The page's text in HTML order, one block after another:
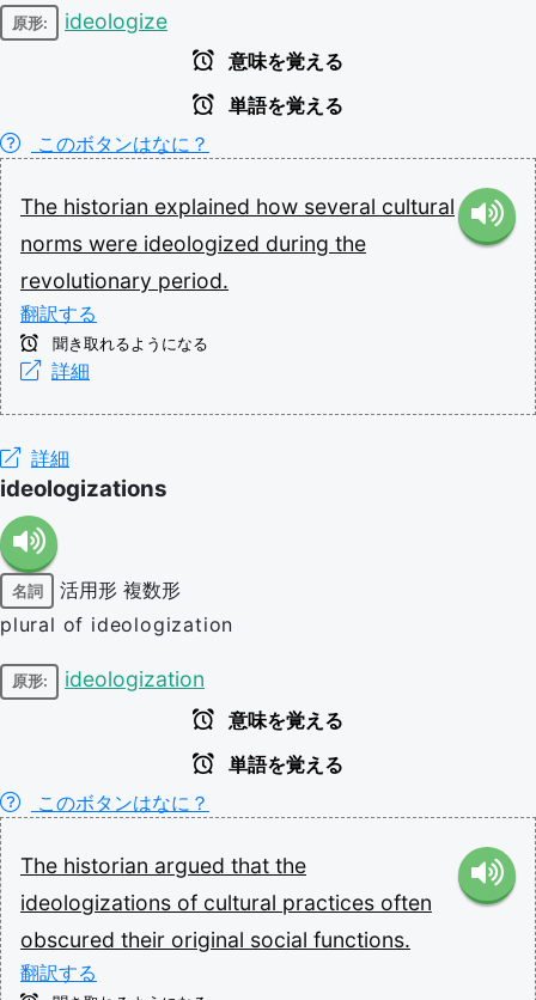
原形: ideologize
意味を覚える
単語を覚える
このボタンはなに？
The historian explained how several cultural
norms were ideologized during the
revolutionary period.
翻訳する
聞き取れるようになる
詳細
詳細
ideologizations
名詞 活用形 複数形
plural of ideologization
原形: ideologization
意味を覚える
単語を覚える
このボタンはなに？
The historian argued that the
ideologizations of cultural practices often
obscured their original social functions.
翻訳する